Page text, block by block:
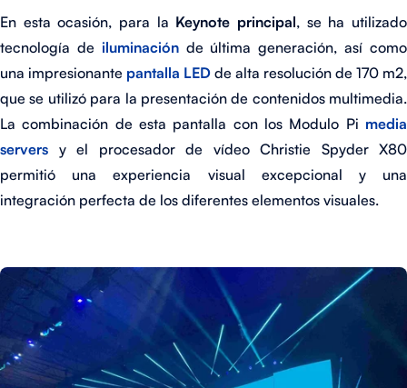
En esta ocasión, para la Keynote principal, se ha utilizado
tecnología de iluminación de última generación, así como
una impresionante pantalla LED de alta resolución de 170 m2,
que se utilizó para la presentación de contenidos multimedia.
La combinación de esta pantalla con los Modulo Pi media
servers y el procesador de vídeo Christie Spyder X80
permitió una experiencia visual excepcional y una
integración perfecta de los diferentes elementos visuales.